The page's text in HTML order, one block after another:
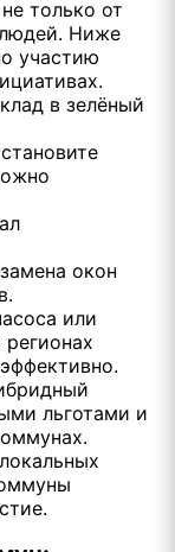
только от
людей. Ниже
участию
в зелёный
окон
или
льготами и